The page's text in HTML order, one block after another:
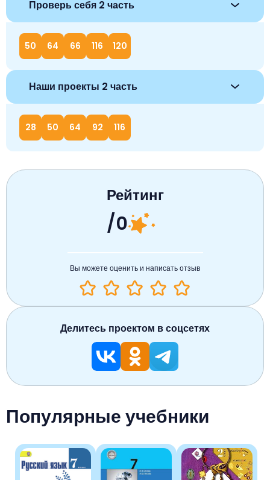
Проверь себя 2 часть
50 64 66 116 120
Наши проекты 2 часть
28 50 64 92 116
Популярные учебники
Рейтинг
/0
Вы можете оценить и написать отзыв
Делитесь проектом в соцсетях